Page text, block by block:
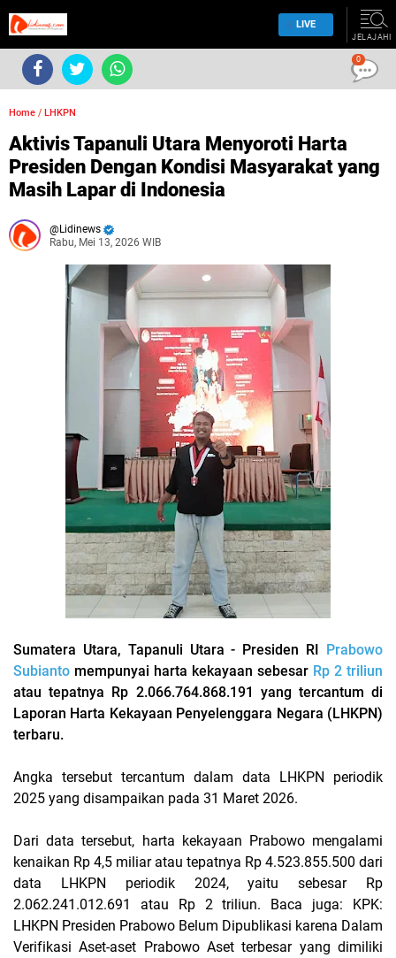
LIVE
JELAJAHI
Home / LHKPN
Aktivis Tapanuli Utara Menyoroti Harta
Presiden Dengan Kondisi Masyarakat yang
Masih Lapar di Indonesia
Lidinews
Rabu, Mei 13, 2026 WIB
Sumatera Utara, Tapanuli Utara - Presiden RI Prabowo
Subianto mempunyai harta kekayaan sebesar Rp 2 triliun
atau tepatnya Rp 2.066.764.868.191 yang tercantum di
Laporan Harta Kekayaan Penyelenggara Negara (LHKPN)
terbaru.
Angka tersebut tercantum dalam data LHKPN periodik
2025 yang disampaikan pada 31 Maret 2026.
Dari data tersebut, harta kekayaan Prabowo mengalami
kenaikan Rp 4,5 miliar atau tepatnya Rp 4.523.855.500 dari
data LHKPN periodik 2024, yaitu sebesar Rp
2.062.241.012.691 atau Rp 2 triliun. Baca juga: KPK:
LHKPN Presiden Prabowo Belum Dipublikasi karena Dalam
Verifikasi Aset-aset Prabowo Aset terbesar yang dimiliki
0